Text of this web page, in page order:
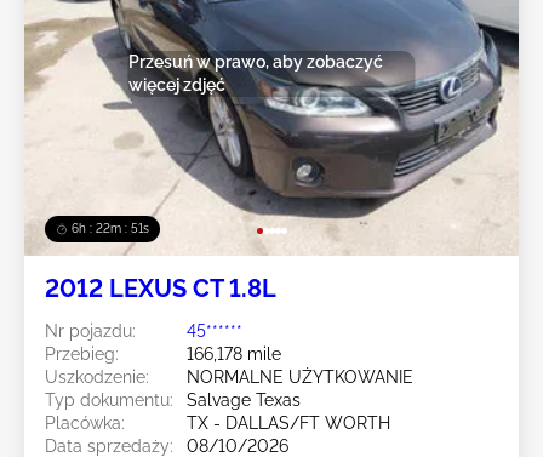
6h : 22m : 49s
Przesuń w prawo, aby zobaczyć
więcej zdjęć
2012 LEXUS CT 1.8L
Nr pojazdu:
45******
Przebieg:
166,178 mile
Uszkodzenie:
NORMALNE UŻYTKOWANIE
Typ dokumentu:
Salvage Texas
Placówka:
TX - DALLAS/FT WORTH
Data sprzedaży:
08/10/2026